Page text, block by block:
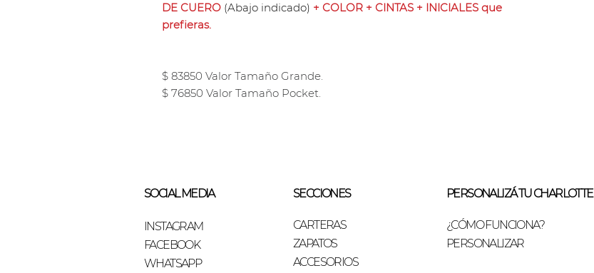
DE CUERO (Abajo indicado) + COLOR + CINTAS + INICIALES que
prefieras.
$ 83850 Valor Tamaño Grande.
$ 76850 Valor Tamaño Pocket.
SOCIAL MEDIA
INSTAGRAM
FACEBOOK
WHATSAPP
SECCIONES
CARTERAS
ZAPATOS
ACCESORIOS
PERSONALIZÁ TU CHARLOTTE
¿CÓMO FUNCIONA?
PERSONALIZAR